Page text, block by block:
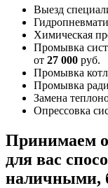
Выезд
Химическая
Промывка
от 27 000 руб.
Промывка
Промывка
Замена
Опрессовка
Принимаем
для вас
наличными,